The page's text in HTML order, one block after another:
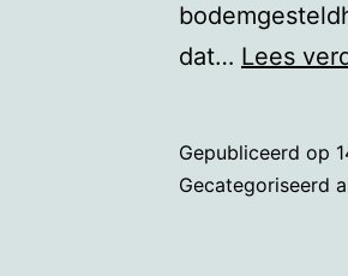
dat… Lees
Gepubliceerd op
Gecategoriseerd